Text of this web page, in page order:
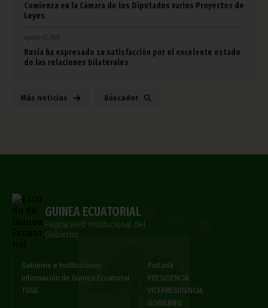
Comienza en la Cámara de los Diputados varios Proyectos de
Leyes
agosto 07, 2026
Rusia ha expresado su satisfacción por el excelente estado
de las relaciones bilaterales
Más noticias Búscador
GUINEA ECUATORIAL
Página Web Institucional del
Gobierno
Gobierno e Instituciones
Información de Guinea Ecuatorial
TVGE
Portada
PRESIDENCIA
VICEPRESIDENCIA
GOBIERNO